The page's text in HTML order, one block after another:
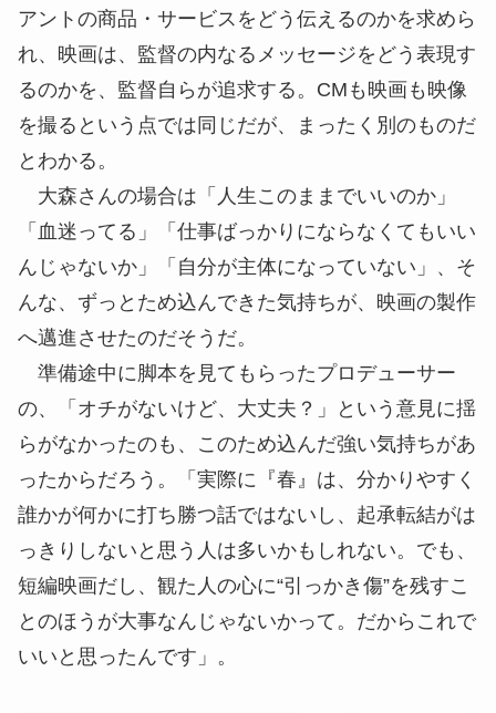
アントの商品・サービスをどう伝えるのかを求めら
れ、映画は、監督の内なるメッセージをどう表現す
るのかを、監督自らが追求する。CMも映画も映像
を撮るという点では同じだが、まったく別のものだ
とわかる。
大森さんの場合は「人生このままでいいのか」
「血迷ってる」「仕事ばっかりにならなくてもいい
んじゃないか」「自分が主体になっていない」、そ
んな、ずっとため込んできた気持ちが、映画の製作
へ邁進させたのだそうだ。
準備途中に脚本を見てもらったプロデューサー
の、「オチがないけど、大丈夫？」という意見に揺
らがなかったのも、このため込んだ強い気持ちがあ
ったからだろう。「実際に『春』は、分かりやすく
誰かが何かに打ち勝つ話ではないし、起承転結がは
っきりしないと思う人は多いかもしれない。でも、
短編映画だし、観た人の心に“引っかき傷”を残すこ
とのほうが大事なんじゃないかって。だからこれで
いいと思ったんです」。